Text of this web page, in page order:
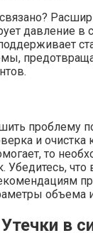
давление в
проблему
и очистка
то
Убедитесь,
объема
в